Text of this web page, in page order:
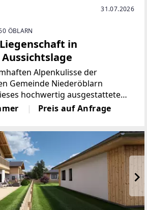
31.07.2026
ÖBLARN
in
Alpenkulisse der
Gemeinde Niederöblarn
hochwertig ausgestattete
dem Jahr 2004 mit rund 167 m²
befindet sich in
Preis auf Anfrage